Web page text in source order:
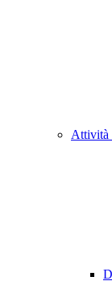
Attività